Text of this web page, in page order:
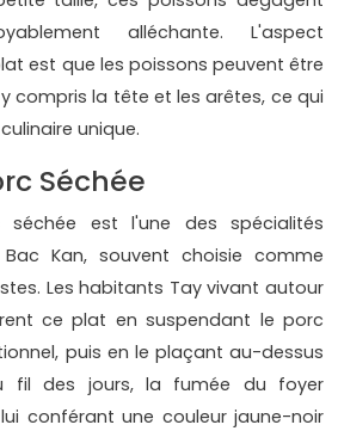
alléchante. L'aspect
est que les poissons peuvent être
compris la tête et les arêtes, ce qui
unique.
Séchée
est l'une des spécialités
Kan, souvent choisie comme
Les habitants Tay vivant autour
ce plat en suspendant le porc
puis en le plaçant au-dessus
fil des jours, la fumée du foyer
conférant une couleur jaune-noir